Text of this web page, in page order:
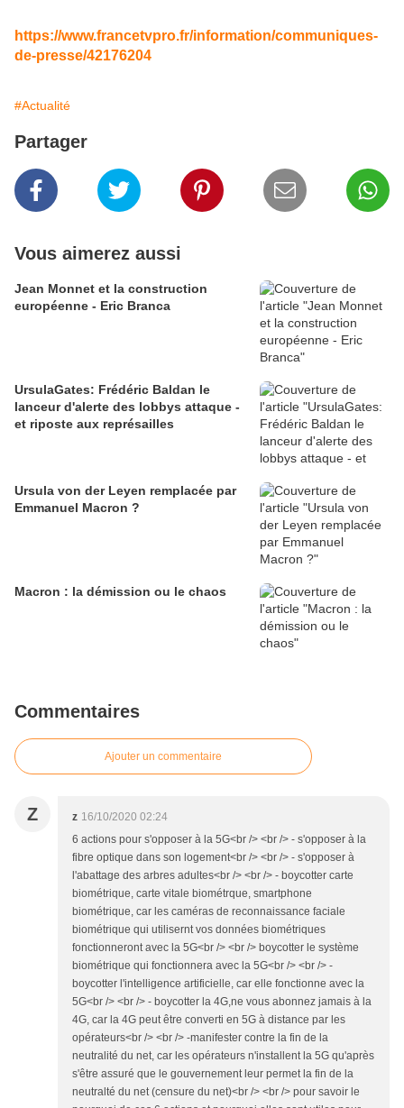
https://www.francetvpro.fr/information/communiques-
de-presse/42176204
#Actualité
Partager
Vous aimerez aussi
Jean Monnet et la construction
européenne - Eric Branca
UrsulaGates: Frédéric Baldan le
lanceur d'alerte des lobbys attaque -
et riposte aux représailles
Ursula von der Leyen remplacée par
Emmanuel Macron ?
Macron : la démission ou le chaos
Commentaires
Ajouter un commentaire
Z z 16/10/2020 02:24
6 actions pour s'opposer à la 5G<br /> <br /> - s'opposer à la
fibre optique dans son logement<br /> <br /> - s'opposer à
l'abattage des arbres adultes<br /> <br /> - boycotter carte
biométrique, carte vitale biométrque, smartphone
biométrique, car les caméras de reconnaissance faciale
biométrique qui utilisernt vos données biométriques
fonctionneront avec la 5G<br /> <br /> boycotter le système
biométrique qui fonctionnera avec la 5G<br /> <br /> -
boycotter l'intelligence artificielle, car elle fonctionne avec la
5G<br /> <br /> - boycotter la 4G,ne vous abonnez jamais à la
4G, car la 4G peut être converti en 5G à distance par les
opérateurs<br /> <br /> -manifester contre la fin de la
neutralité du net, car les opérateurs n'installent la 5G qu'après
s'être assuré que le gouvernement leur permet la fin de la
neutralté du net (censure du net)<br /> <br /> pour savoir le